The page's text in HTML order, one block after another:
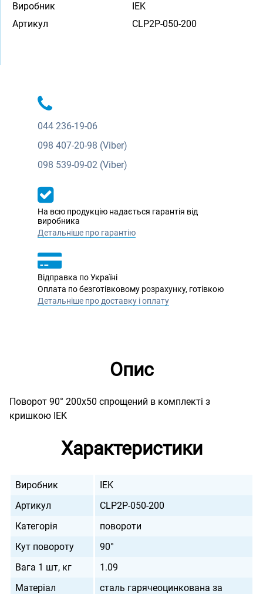
Виробник
IEK
Артикул
CLP2P-050-200
044 236-19-06
098 407-20-98 (Viber)
098 539-09-02 (Viber)
На всю продукцію надається гарантія від
виробника
Детальніше про гарантію
Відправка по Україні
Оплата по безготівковому розрахунку, готівкою
Детальніше про доставку і оплату
Опис
Поворот 90° 200х50 спрощений в комплекті з
кришкою IEK
Характеристики
Виробник
IEK
Артикул
CLP2P-050-200
Категорія
повороти
Кут повороту
90°
Вага 1 шт, кг
1.09
Матеріал
сталь гарячеоцинкована за